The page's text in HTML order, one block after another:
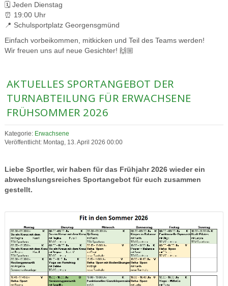
🗓️ Jeden Dienstag
⏰ 19:00 Uhr
📍 Schulsportplatz Georgensgmünd
Einfach vorbeikommen, mitkicken und Teil des Teams werden!
Wir freuen uns auf neue Gesichter! 🙌🏼
AKTUELLES SPORTANGEBOT DER
TURNABTEILUNG FÜR ERWACHSENE
FRÜHSOMMER 2026
Kategorie: Erwachsene
Veröffentlicht: Montag, 13. April 2026 00:00
Liebe Sportler, wir haben für das Frühjahr 2026 wieder ein
abwechslungsreiches Sportangebot für euch zusammen
gestellt.